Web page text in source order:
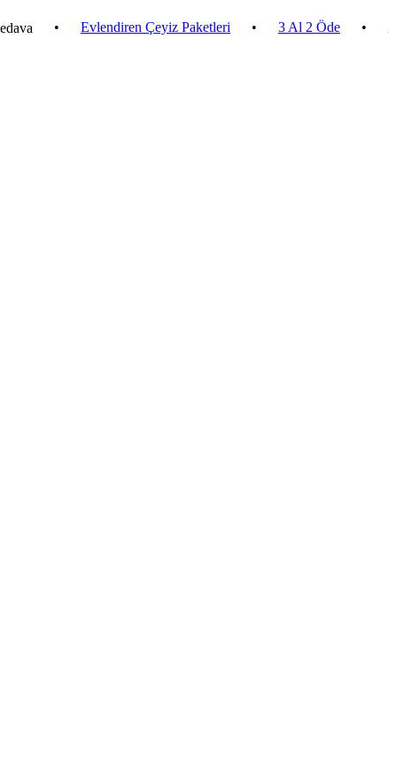
• Evlendiren Çeyiz Paketleri • 3 Al 2 Öde •
2.500